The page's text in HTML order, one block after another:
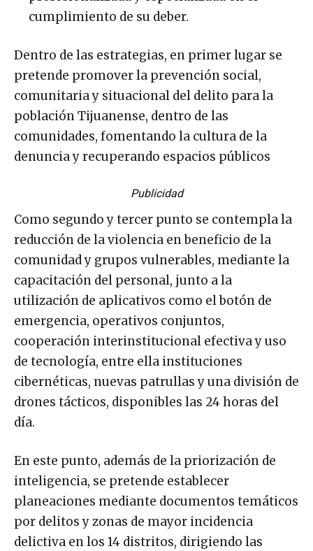
cumplimiento de su deber.
Dentro de las estrategias, en primer lugar se
pretende promover la prevención social,
comunitaria y situacional del delito para la
población Tijuanense, dentro de las
comunidades, fomentando la cultura de la
denuncia y recuperando espacios públicos
Publicidad
Como segundo y tercer punto se contempla la
reducción de la violencia en beneficio de la
comunidad y grupos vulnerables, mediante la
capacitación del personal, junto a la
utilización de aplicativos como el botón de
emergencia, operativos conjuntos,
cooperación interinstitucional efectiva y uso
de tecnología, entre ella instituciones
cibernéticas, nuevas patrullas y una división de
drones tácticos, disponibles las 24 horas del
día.
En este punto, además de la priorización de
inteligencia, se pretende establecer
planeaciones mediante documentos temáticos
por delitos y zonas de mayor incidencia
delictiva en los 14 distritos, dirigiendo las